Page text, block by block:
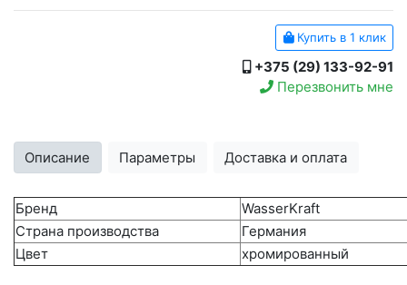
Купить в 1 клик
+375 (29) 133-92-91
Перезвонить мне
Описание Параметры Доставка и оплата
Бренд
WasserKraft
Страна производства
Германия
Цвет
хромированный